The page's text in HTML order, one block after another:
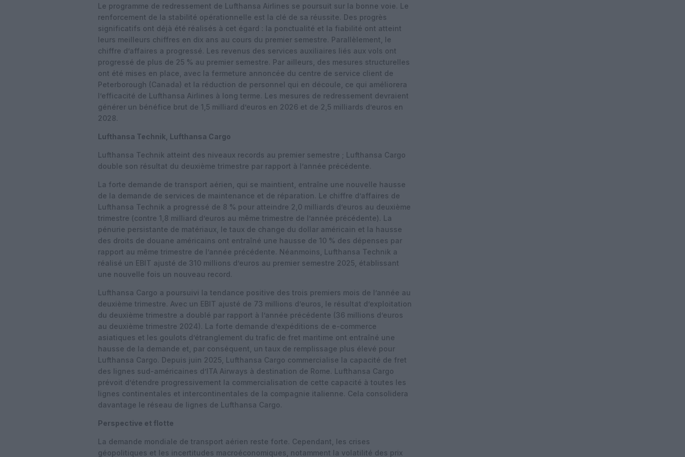
Le programme de redressement de Lufthansa Airlines se poursuit sur la bonne voie. Le
renforcement de la stabilité opérationnelle est la clé de sa réussite. Des progrès
significatifs ont déjà été réalisés à cet égard : la ponctualité et la fiabilité ont atteint
leurs meilleurs chiffres en dix ans au cours du premier semestre. Parallèlement, le
chiffre d’affaires a progressé. Les revenus des services auxiliaires liés aux vols ont
progressé de plus de 25 % au premier semestre. Par ailleurs, des mesures structurelles
ont été mises en place, avec la fermeture annoncée du centre de service client de
Peterborough (Canada) et la réduction de personnel qui en découle, ce qui améliorera
l’efficacité de Lufthansa Airlines à long terme. Les mesures de redressement devraient
générer un bénéfice brut de 1,5 milliard d’euros en 2026 et de 2,5 milliards d’euros en
2028.
Lufthansa Technik, Lufthansa Cargo
Lufthansa Technik atteint des niveaux records au premier semestre ; Lufthansa Cargo
double son résultat du deuxième trimestre par rapport à l’année précédente.
La forte demande de transport aérien, qui se maintient, entraîne une nouvelle hausse
de la demande de services de maintenance et de réparation. Le chiffre d’affaires de
Lufthansa Technik a progressé de 8 % pour atteindre 2,0 milliards d’euros au deuxième
trimestre (contre 1,8 milliard d’euros au même trimestre de l’année précédente). La
pénurie persistante de matériaux, le taux de change du dollar américain et la hausse
des droits de douane américains ont entraîné une hausse de 10 % des dépenses par
rapport au même trimestre de l’année précédente. Néanmoins, Lufthansa Technik a
réalisé un EBIT ajusté de 310 millions d’euros au premier semestre 2025, établissant
une nouvelle fois un nouveau record.
Lufthansa Cargo a poursuivi la tendance positive des trois premiers mois de l’année au
deuxième trimestre. Avec un EBIT ajusté de 73 millions d’euros, le résultat d’exploitation
du deuxième trimestre a doublé par rapport à l’année précédente (36 millions d’euros
au deuxième trimestre 2024). La forte demande d’expéditions de e-commerce
asiatiques et les goulots d’étranglement du trafic de fret maritime ont entraîné une
hausse de la demande et, par conséquent, un taux de remplissage plus élevé pour
Lufthansa Cargo. Depuis juin 2025, Lufthansa Cargo commercialise la capacité de fret
des lignes sud-américaines d’ITA Airways à destination de Rome. Lufthansa Cargo
prévoit d’étendre progressivement la commercialisation de cette capacité à toutes les
lignes continentales et intercontinentales de la compagnie italienne. Cela consolidera
davantage le réseau de lignes de Lufthansa Cargo.
Perspective et flotte
La demande mondiale de transport aérien reste forte. Cependant, les crises
géopolitiques et les incertitudes macroéconomiques, notamment la volatilité des prix